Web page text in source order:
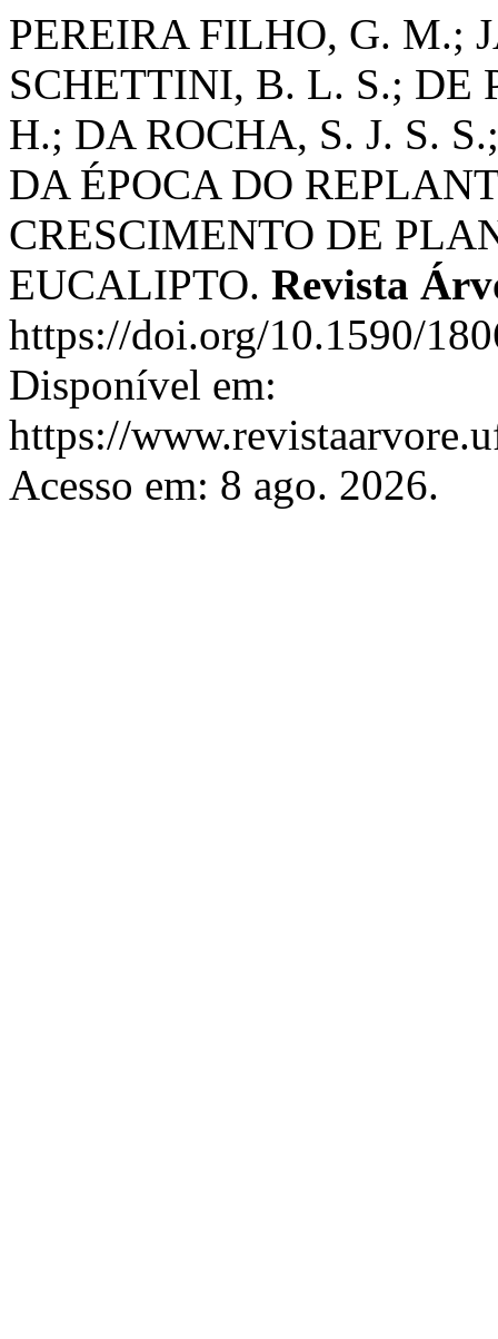
PEREIRA FILHO, G. M.;
SCHETTINI, B. L. S.; DE
H.; DA ROCHA, S. J. S.
DA ÉPOCA DO
CRESCIMENTO DE
EUCALIPTO. Revista
https://doi.org/10.1590/
Disponível em:
https://
Acesso em: 8 ago. 2026.